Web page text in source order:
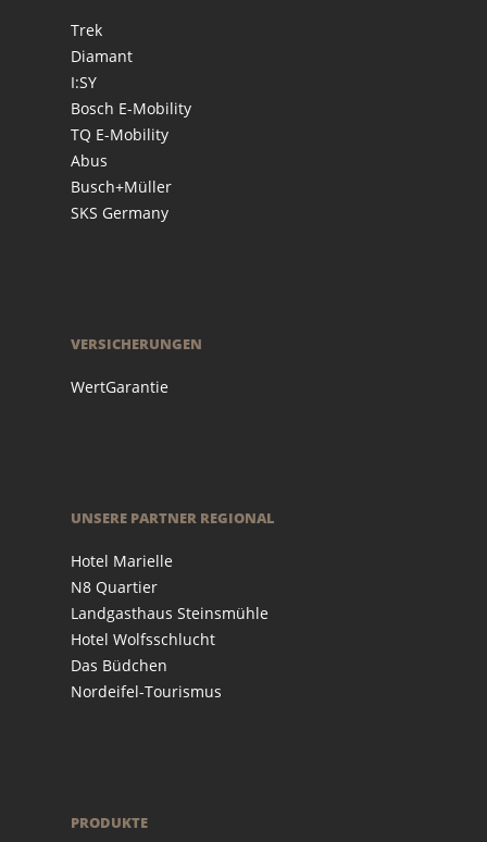
Trek
Diamant
I:SY
Bosch E-Mobility
TQ E-Mobility
Abus
Busch+Müller
SKS Germany
VERSICHERUNGEN
WertGarantie
UNSERE PARTNER REGIONAL
Hotel Marielle
N8 Quartier
Landgasthaus Steinsmühle
Hotel Wolfsschlucht
Das Büdchen
Nordeifel-Tourismus
PRODUKTE